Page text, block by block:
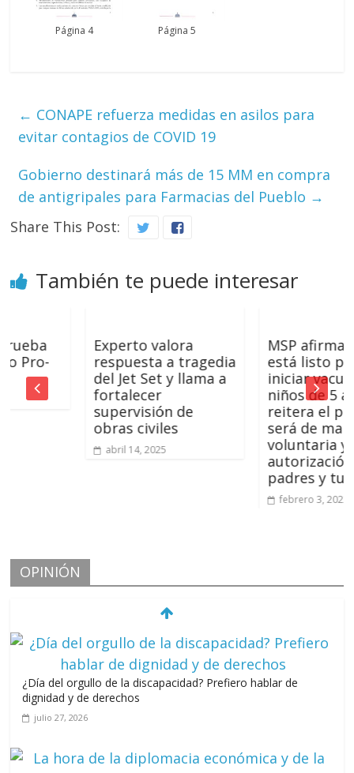
Página 4 Página 5
← CONAPE refuerza medidas en asilos para
evitar contagios de COVID 19
Gobierno destinará más de 15 MM en compra
de antigripales para Farmacias del Pueblo →
Share This Post:
También te puede interesar
Experto valora
respuesta a tragedia
del Jet Set y llama a
fortalecer
supervisión de
obras civiles
abril 14, 2025
MSP afirma todo
está listo para
iniciar
niños de 5 a 11
reitera el proceso
será de manera
voluntaria y con
autorización de
padres y tutores
febrero 3, 2022
OPINIÓN
¿Día del orgullo de la discapacidad? Prefiero hablar de
dignidad y de derechos
julio 27, 2026